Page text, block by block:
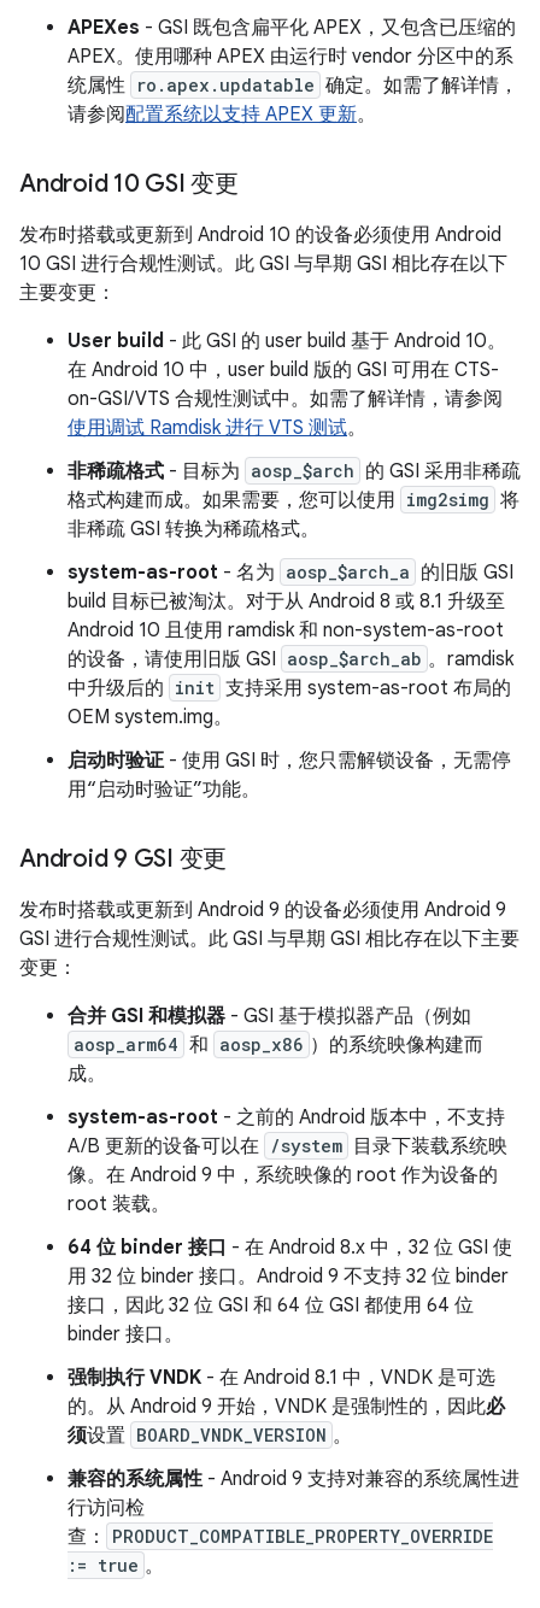
APEXes - GSI 既包含扁平化 APEX，又包含已压缩的
APEX。使用哪种 APEX 由运行时 vendor 分区中的系
统属性 ro.apex.updatable 确定。如需了解详情，
请参阅配置系统以支持 APEX 更新。
Android 10 GSI 变更
发布时搭载或更新到 Android 10 的设备必须使用 Android
10 GSI 进行合规性测试。此 GSI 与早期 GSI 相比存在以下
主要变更：
User build - 此 GSI 的 user build 基于 Android 10。
在 Android 10 中，user build 版的 GSI 可用在 CTS-
on-GSI/VTS 合规性测试中。如需了解详情，请参阅
使用调试 Ramdisk 进行 VTS 测试。
非稀疏格式 - 目标为 aosp_$arch 的 GSI 采用非稀疏
格式构建而成。如果需要，您可以使用 img2simg 将
非稀疏 GSI 转换为稀疏格式。
system-as-root - 名为 aosp_$arch_a 的旧版 GSI
build 目标已被淘汰。对于从 Android 8 或 8.1 升级至
Android 10 且使用 ramdisk 和 non-system-as-root
的设备，请使用旧版 GSI aosp_$arch_ab 。ramdisk
中升级后的 init 支持采用 system-as-root 布局的
OEM system.img。
启动时验证- 使用 GSI 时，您只需解锁设备，无需停
用“启动时验证”功能。
Android 9 GSI 变更
发布时搭载或更新到 Android 9 的设备必须使用 Android 9
GSI 进行合规性测试。此 GSI 与早期 GSI 相比存在以下主要
变更：
合并 GSI 和模拟器 - GSI 基于模拟器产品（例如
aosp_arm64 和 aosp_x86 ）的系统映像构建而
成。
system-as-root - 之前的 Android 版本中，不支持
A/B 更新的设备可以在 /system
目录下装载系统映
像。在 Android 9 中，系统映像的 root 作为设备的
root 装载。
64 位 binder 接口 - 在 Android 8.x 中，32 位 GSI 使
用 32 位 binder 接口。Android 9 不支持 32 位 binder
接口，因此 32 位 GSI 和 64 位 GSI 都使用 64 位
binder 接口。
强制执行 VNDK - 在 Android 8.1 中，VNDK 是可选
的。从 Android 9 开始，VNDK 是强制性的，因此必
须设置 BOARD_VNDK_VERSION 。
兼容的系统属性- Android 9 支持对兼容的系统属性进
行访问检
查：
PRODUCT_COMPATIBLE_PROPERTY_OVERRIDE
:= true 。